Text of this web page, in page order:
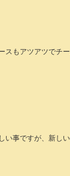
もアツアツでチ
事ですが、新し